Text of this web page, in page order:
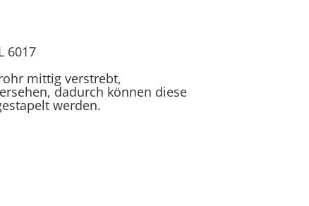
6017
mittig verstrebt,
dadurch können diese
werden.